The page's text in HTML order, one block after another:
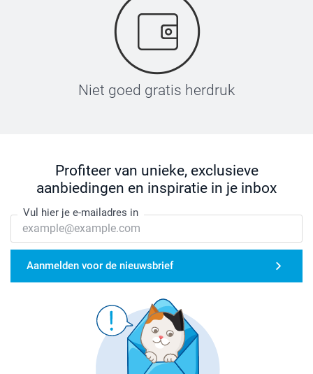
Niet goed gratis herdruk
Profiteer van unieke, exclusieve
aanbiedingen en inspiratie in je inbox
Vul hier je e-mailadres in
Aanmelden voor de nieuwsbrief